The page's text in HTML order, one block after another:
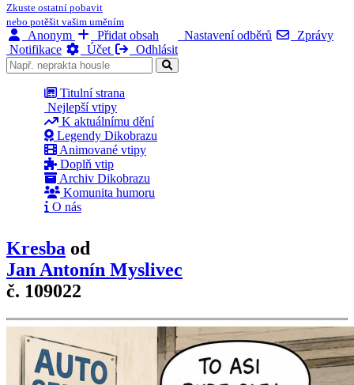
Zkuste ostatní pobavit
nebo potěšit vašim uměním
Anonym Přidat obsah Nastavení odběrů
Zprávy
Notifikace
Účet Odhlásit
Titulní strana
Nejlepší vtipy
K aktuálnímu dění
Legendy Dikobrazu
Animované vtipy
Doplň vtip
Archiv Dikobrazu
Komunita humoru
O nás
Kresba od
Jan Antonín Myslivec
č. 109022